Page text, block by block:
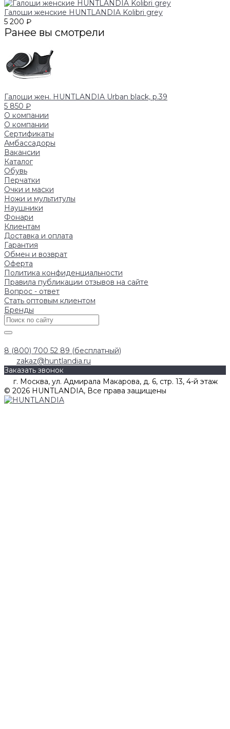
Галоши женские HUNTLANDIA Kolibri grey
5 200 ₽
Ранее вы смотрели
Галоши жен. HUNTLANDIA Urban black, р.39
5 850 ₽
О компании
О компании
Сертификаты
Амбассадоры
Вакансии
Каталог
Обувь
Перчатки
Очки и маски
Ножи и мультитулы
Наушники
Фонари
Клиентам
Доставка и оплата
Гарантия
Обмен и возврат
Оферта
Политика конфиденциальности
Правила публикации отзывов на сайте
Вопрос - ответ
Стать оптовым клиентом
Бренды
8 (800) 700 52 89 (бесплатный)
zakaz@huntlandia.ru
Заказать звонок
г. Москва, ул. Адмирала Макарова, д. 6, стр. 13, 4-й этаж
© 2026 HUNTLANDIA, Все права защищены